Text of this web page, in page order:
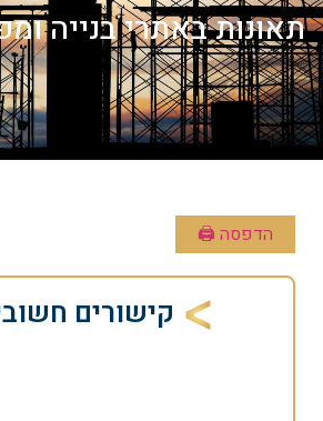
תאונות באתרי בנייה
הדפסה 🖨
קישורים